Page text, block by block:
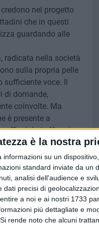
è la nostra
su un
standard inviate da un
analisi dell'audience e
precisi di
a noi e ai nostri 1733
più dettagliate e
Si rende noto che alcuni
nel progetto
che in questi
guardando alle
radicata nella società
sulla propria pelle
voce. Il
di domande,
coinvolte. Ma
è presente a
affinché si affermi
un ruolo centrale e
».
più tradizionale,
-continuano -
pubblicamente
processo partecipato